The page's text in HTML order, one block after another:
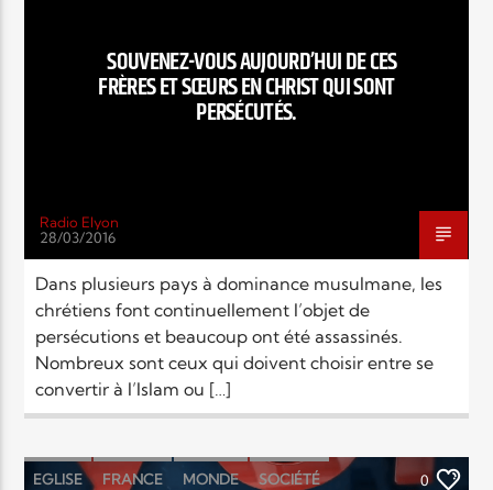
Radio Elyon
Elyon Rhema
Elyon Hits
SOUVENEZ-VOUS AUJOURD’HUI DE CES
FRÈRES ET SŒURS EN CHRIST QUI SONT
PERSÉCUTÉS.
Radio Elyon
28/03/2016
Dans plusieurs pays à dominance musulmane, les
chrétiens font continuellement l’objet de
persécutions et beaucoup ont été assassinés.
Nombreux sont ceux qui doivent choisir entre se
convertir à l’Islam ou […]
EGLISE FRANCE MONDE SOCIÉTÉ 0